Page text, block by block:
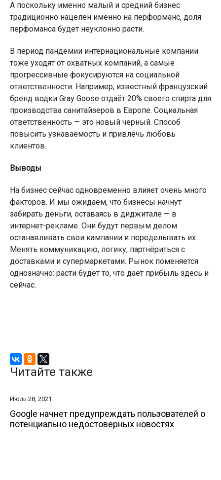
А поскольку именно малый и средний бизнес
традиционно нацелен именно на перформанс, доля
перфоманса будет неуклонно расти.
В период пандемии интернациональные компании
тоже уходят от охватных компаний, а самые
прогрессивные фокусируются на социальной
ответственности. Например, известный французский
бренд водки Gray Goose отдаёт 20% своего спирта для
производства санитайзеров в Европе. Социальная
ответственность — это новый черный. Способ
повысить узнаваемость и привлечь любовь
клиентов.
Выводы
На бизнес сейчас одновременно влияет очень много
факторов. И мы ожидаем, что бизнесы начнут
забирать деньги, оставаясь в диджитале — в
интернет-рекламе. Они будут первым делом
останавливать свои кампании и переделывать их.
Менять коммуникацию, логику, партнёриться с
доставками и супермаркетами. Рынок поменяется
однозначно: расти будет то, что даёт прибыль здесь и
сейчас.
Читайте также
Июль 28, 2021
Google начнет предупреждать пользователей о
потенциально недостоверных новостях